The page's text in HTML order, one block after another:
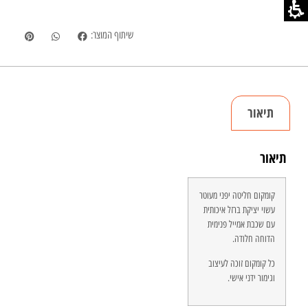
שיתוף המוצר:
תיאור
תיאור
קומקום חליטה יפני מעוטר
עשוי יציקת ברזל איכותית
עם שכבת אמייל פנימית
הדוחה חלודה.
כל קומקום זוכה לעיצוב
וגימור ידני אישי.